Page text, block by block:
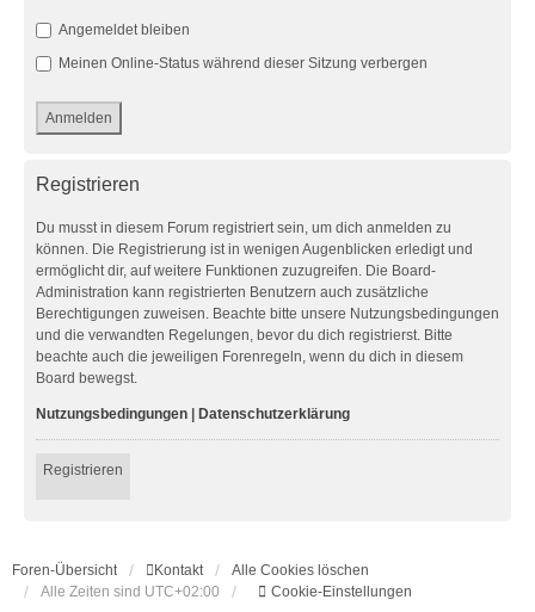
Angemeldet bleiben
Meinen Online-Status während dieser Sitzung verbergen
Registrieren
Du musst in diesem Forum registriert sein, um dich anmelden zu
können. Die Registrierung ist in wenigen Augenblicken erledigt und
ermöglicht dir, auf weitere Funktionen zuzugreifen. Die Board-
Administration kann registrierten Benutzern auch zusätzliche
Berechtigungen zuweisen. Beachte bitte unsere Nutzungsbedingungen
und die verwandten Regelungen, bevor du dich registrierst. Bitte
beachte auch die jeweiligen Forenregeln, wenn du dich in diesem
Board bewegst.
Nutzungsbedingungen Datenschutzerklärung
Registrieren
Foren-Übersicht Kontakt
Alle Cookies löschen
Alle Zeiten sind UTC+02:00 Cookie-Einstellungen